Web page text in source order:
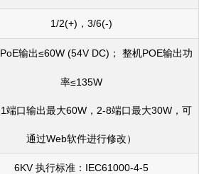
1/2(+) ， 3/6(-)
PoE输出≤60W (54V DC) ； 整机POE输出功
率≤135W
1端口输出最大60W ， 2-8端口最大30W ，可
通过Web软件进行修改）
6KV 执行标准： IEC61000-4-5